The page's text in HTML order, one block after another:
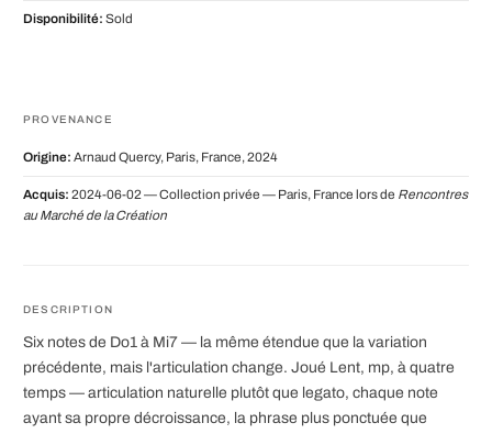
Disponibilité: Sold
PROVENANCE
Origine: Arnaud Quercy, Paris, France, 2024
Acquis: 2024-06-02 — Collection privée — Paris, France lors de Rencontres
au Marché de la Création
DESCRIPTION
Six notes de Do1 à Mi7 — la même étendue que la variation
précédente, mais l'articulation change. Joué Lent, mp, à quatre
temps — articulation naturelle plutôt que legato, chaque note
ayant sa propre décroissance, la phrase plus ponctuée que